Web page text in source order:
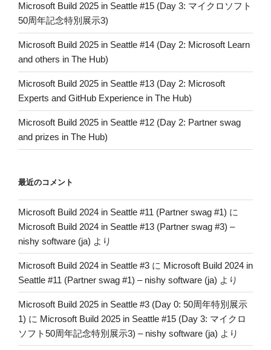
Microsoft Build 2025 in Seattle #15 (Day 3: マイクロソフト
50周年記念特別展示3)
Microsoft Build 2025 in Seattle #14 (Day 2: Microsoft Learn
and others in The Hub)
Microsoft Build 2025 in Seattle #13 (Day 2: Microsoft
Experts and GitHub Experience in The Hub)
Microsoft Build 2025 in Seattle #12 (Day 2: Partner swag
and prizes in The Hub)
最近のコメント
Microsoft Build 2024 in Seattle #11 (Partner swag #1) に
Microsoft Build 2024 in Seattle #13 (Partner swag #3) –
nishy software (ja) より
Microsoft Build 2024 in Seattle #3 に Microsoft Build 2024 in
Seattle #11 (Partner swag #1) – nishy software (ja) より
Microsoft Build 2025 in Seattle #3 (Day 0: 50周年特別展示
1) に Microsoft Build 2025 in Seattle #15 (Day 3: マイクロ
ソフト50周年記念特別展示3) – nishy software (ja) より